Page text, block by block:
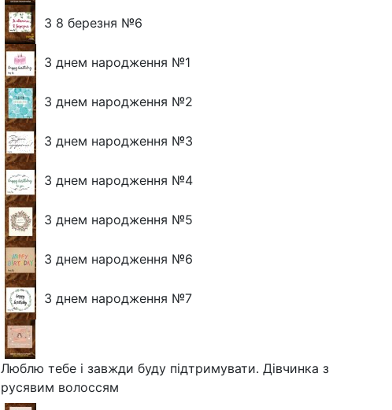
З 8 березня №6
З днем народження №1
З днем народження №2
З днем народження №3
З днем народження №4
З днем народження №5
З днем народження №6
З днем народження №7
Люблю тебе і завжди буду підтримувати. Дівчинка з
русявим волоссям